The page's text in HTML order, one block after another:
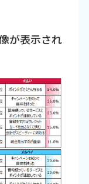
が表示され